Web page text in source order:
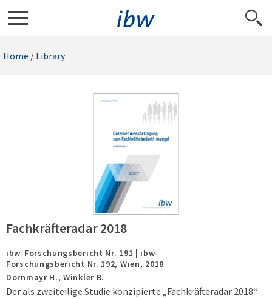
Home / Library
Fachkräfteradar 2018
ibw-Forschungsbericht Nr. 191 | ibw-
Forschungsbericht Nr. 192, Wien, 2018
Dornmayr H., Winkler B.
Der als zweiteilige Studie konzipierte „Fachkräfteradar 2018“